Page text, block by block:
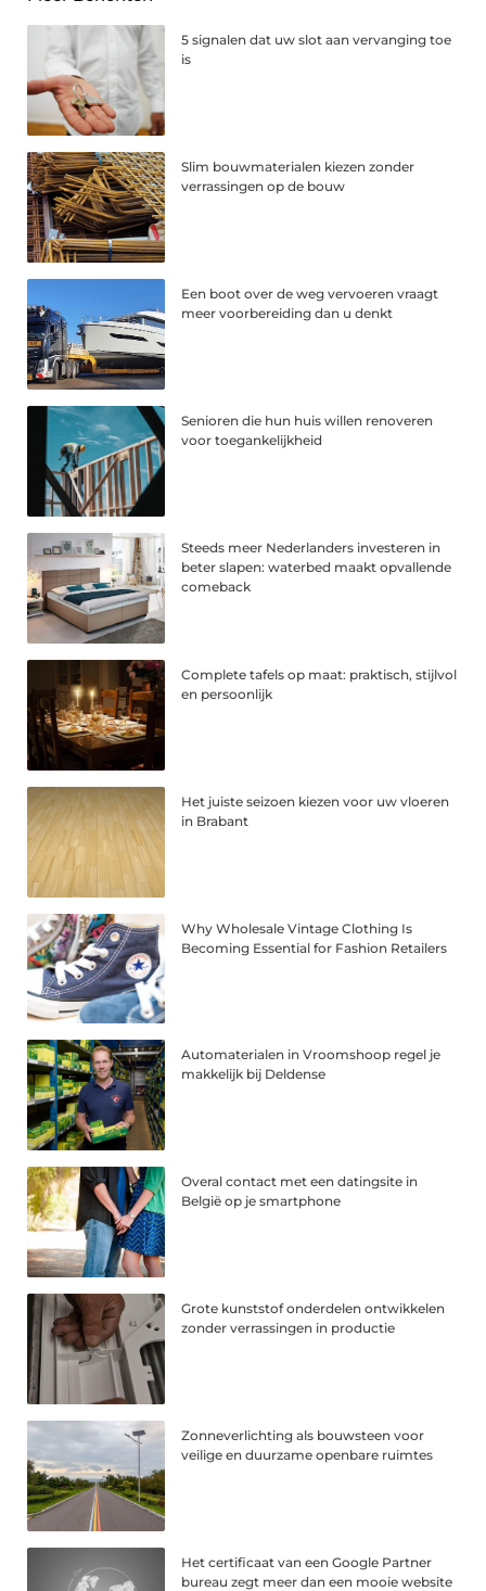
5 signalen dat uw slot aan vervanging toe
is
Slim bouwmaterialen kiezen zonder
verrassingen op de bouw
Een boot over de weg vervoeren vraagt
meer voorbereiding dan u denkt
Senioren die hun huis willen renoveren
voor toegankelijkheid
Steeds meer Nederlanders investeren in
beter slapen: waterbed maakt opvallende
comeback
Complete tafels op maat: praktisch, stijlvol
en persoonlijk
Het juiste seizoen kiezen voor uw vloeren
in Brabant
Why Wholesale Vintage Clothing Is
Becoming Essential for Fashion Retailers
Automaterialen in Vroomshoop regel je
makkelijk bij Deldense
Overal contact met een datingsite in
België op je smartphone
Grote kunststof onderdelen ontwikkelen
zonder verrassingen in productie
Zonneverlichting als bouwsteen voor
veilige en duurzame openbare ruimtes
Het certificaat van een Google Partner
bureau zegt meer dan een mooie website